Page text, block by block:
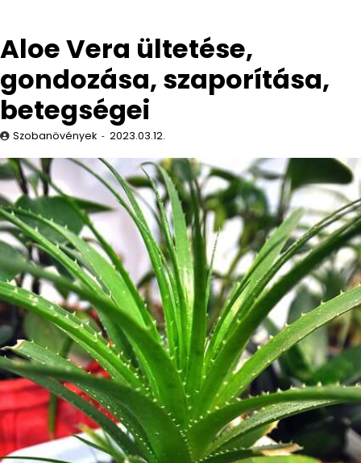
Aloe Vera ültetése,
gondozása, szaporítása,
betegségei
Szobanövények 2023.03.12.